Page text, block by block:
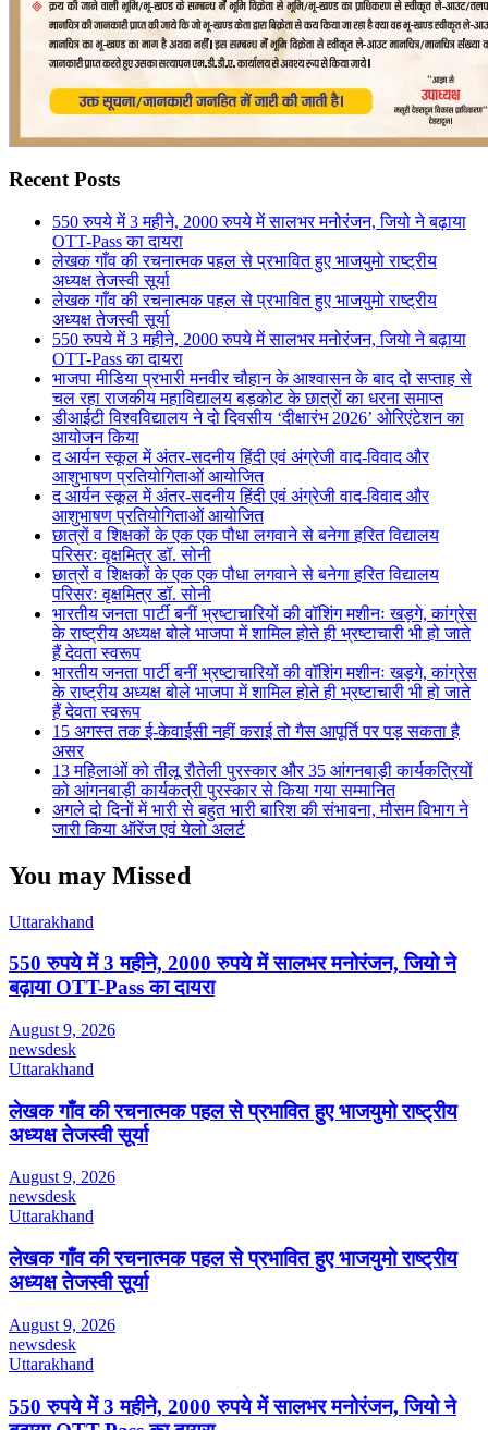
Recent Posts
550 रुपये में 3 महीने, 2000 रुपये में सालभर मनोरंजन, जियो ने बढ़ाया
OTT-Pass का दायरा
लेखक गाँव की रचनात्मक पहल से प्रभावित हुए भाजयुमो राष्ट्रीय
अध्यक्ष तेजस्वी सूर्या
लेखक गाँव की रचनात्मक पहल से प्रभावित हुए भाजयुमो राष्ट्रीय
अध्यक्ष तेजस्वी सूर्या
550 रुपये में 3 महीने, 2000 रुपये में सालभर मनोरंजन, जियो ने बढ़ाया
OTT-Pass का दायरा
भाजपा मीडिया प्रभारी मनवीर चौहान के आश्वासन के बाद दो सप्ताह से
चल रहा राजकीय महाविद्यालय बड़कोट के छात्रों का धरना समाप्त
डीआईटी विश्वविद्यालय ने दो दिवसीय ‘दीक्षारंभ 2026’ ओरिएंटेशन का
आयोजन किया
द आर्यन स्कूल में अंतर-सदनीय हिंदी एवं अंग्रेजी वाद-विवाद और
आशुभाषण प्रतियोगिताओं आयोजित
द आर्यन स्कूल में अंतर-सदनीय हिंदी एवं अंग्रेजी वाद-विवाद और
आशुभाषण प्रतियोगिताओं आयोजित
छात्रों व शिक्षकों के एक एक पौधा लगवाने से बनेगा हरित विद्यालय
परिसरः वृक्षमित्र डॉ. सोनी
छात्रों व शिक्षकों के एक एक पौधा लगवाने से बनेगा हरित विद्यालय
परिसरः वृक्षमित्र डॉ. सोनी
भारतीय जनता पार्टी बनीं भ्रष्टाचारियों की वॉशिंग मशीनः खड़गे, कांग्रेस
के राष्ट्रीय अध्यक्ष बोले भाजपा में शामिल होते ही भ्रष्टाचारी भी हो जाते
हैं देवता स्वरूप
भारतीय जनता पार्टी बनीं भ्रष्टाचारियों की वॉशिंग मशीनः खड़गे, कांग्रेस
के राष्ट्रीय अध्यक्ष बोले भाजपा में शामिल होते ही भ्रष्टाचारी भी हो जाते
हैं देवता स्वरूप
15 अगस्त तक ई-केवाईसी नहीं कराई तो गैस आपूर्ति पर पड़ सकता है
असर
13 महिलाओं को तीलू रौतेली पुरस्कार और 35 आंगनबाड़ी कार्यकत्रियों
को आंगनबाड़ी कार्यकत्री पुरस्कार से किया गया सम्मानित
अगले दो दिनों में भारी से बहुत भारी बारिश की संभावना, मौसम विभाग ने
जारी किया ऑरेंज एवं येलो अलर्ट
You may Missed
Uttarakhand
550 रुपये में 3 महीने, 2000 रुपये में सालभर मनोरंजन, जियो ने
बढ़ाया OTT-Pass का दायरा
August 9, 2026
newsdesk
Uttarakhand
लेखक गाँव की रचनात्मक पहल से प्रभावित हुए भाजयुमो राष्ट्रीय
अध्यक्ष तेजस्वी सूर्या
August 9, 2026
newsdesk
Uttarakhand
लेखक गाँव की रचनात्मक पहल से प्रभावित हुए भाजयुमो राष्ट्रीय
अध्यक्ष तेजस्वी सूर्या
August 9, 2026
newsdesk
Uttarakhand
550 रुपये में 3 महीने, 2000 रुपये में सालभर मनोरंजन, जियो ने